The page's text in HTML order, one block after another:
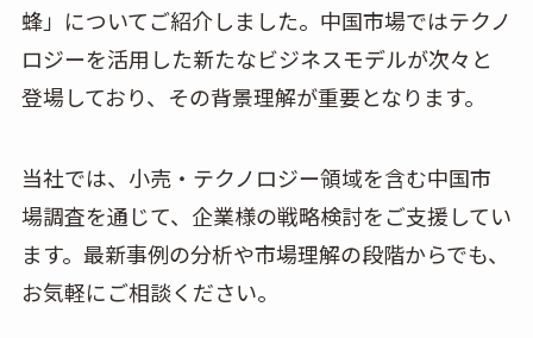
蜂」についてご紹介しました。中国市場ではテクノ
ロジーを活用した新たなビジネスモデルが次々と
登場しており、その背景理解が重要となります。
当社では、小売・テクノロジー領域を含む中国市
場調査を通じて、企業様の戦略検討をご支援してい
ます。最新事例の分析や市場理解の段階からでも、
お気軽にご相談ください。